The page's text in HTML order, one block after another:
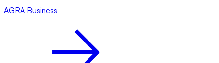
AGRA Business